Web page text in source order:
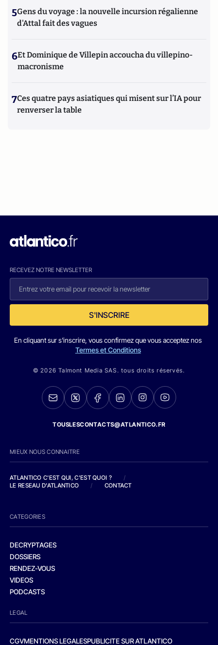
5Gens du voyage : la nouvelle incursion régalienne
d'Attal fait des vagues
6Et Dominique de Villepin accoucha du villepino-
macronisme
7Ces quatre pays asiatiques qui misent sur l’IA pour
renverser la table
RECEVEZ NOTRE NEWSLETTER
S'INSCRIRE
En cliquant sur s'inscrire, vous confirmez que vous acceptez nos
Termes et Conditions
© 2026 Talmont Media SAS. tous droits réservés.
TOUSLESCONTACTS@ATLANTICO.FR
MIEUX NOUS CONNAITRE
ATLANTICO C'EST QUI, C'EST QUOI ?
/
LE RESEAU D'ATLANTICO
/ CONTACT
CATEGORIES
DECRYPTAGES
DOSSIERS
RENDEZ-VOUS
VIDEOS
PODCASTS
LEGAL
CGVMENTIONS LEGALESPUBLICITE SUR ATLANTICO